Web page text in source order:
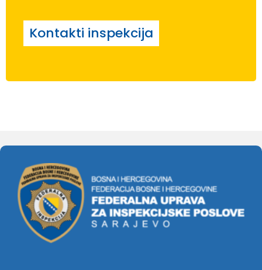
Kontakti inspekcija